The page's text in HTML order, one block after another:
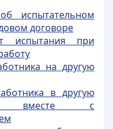
испытательном
договоре
испытания при
на другую
в другую
вместе с